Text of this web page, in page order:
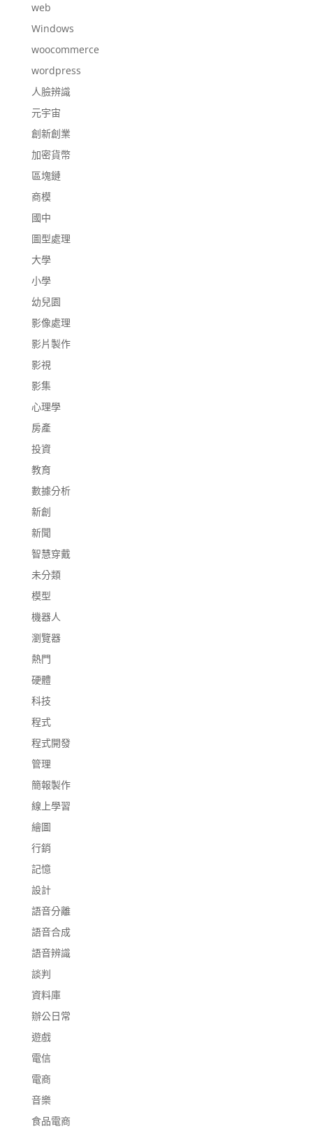
web
Windows
woocommerce
wordpress
人臉辨識
元宇宙
創新創業
加密貨幣
區塊鏈
商模
國中
圖型處理
大學
小學
幼兒園
影像處理
影片製作
影視
影集
心理學
房產
投資
教育
數據分析
新創
新聞
智慧穿戴
未分類
模型
機器人
瀏覽器
熱門
硬體
科技
程式
程式開發
管理
簡報製作
線上學習
繪圖
行銷
記憶
設計
語音分離
語音合成
語音辨識
談判
資料庫
辦公日常
遊戲
電信
電商
音樂
食品電商